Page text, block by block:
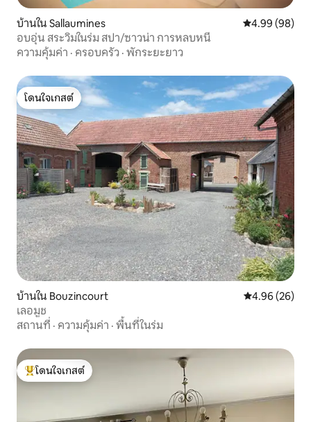
บ้านใน Sallaumines คะแนนเฉลี่ย
4.99 (98)
อบอุ่น สระวิมในร่ม สปา/ซาวน่า การหลบหนี
ความคุ้มค่า · ครอบครัว · พักระยะยาว
โดนใจเกสต์
โดนใจเกสต์
บ้านใน Bouzincourt คะแนนเฉลี่ย
4.96 (26)
เลอมูช
สถานที่ · ความคุ้มค่า · พื้นที่ในร่ม
โดนใจเกสต์ที่สุด
โดนใจเกสต์